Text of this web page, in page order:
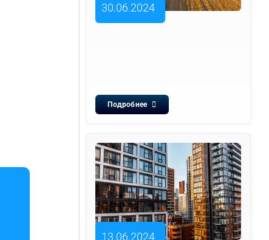
30.06.2024
Подробнее
13.06.2024